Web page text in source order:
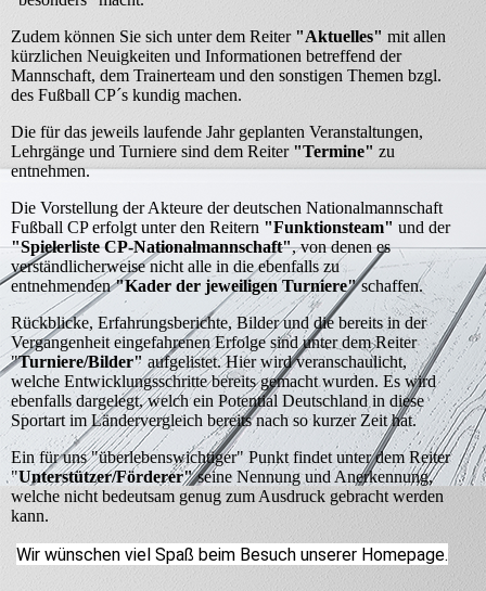
Zudem können Sie sich unter dem Reiter "Aktuelles" mit allen
kürzlichen Neuigkeiten und Informationen betreffend der
Mannschaft, dem Trainerteam und den sonstigen Themen bzgl.
des Fußball CP´s kundig machen.
Die für das jeweils laufende Jahr geplanten Veranstaltungen,
Lehrgänge und Turniere sind dem Reiter "Termine" zu
entnehmen.
Die Vorstellung der Akteure der deutschen Nationalmannschaft
Fußball CP erfolgt unter den Reitern "Funktionsteam" und der
"Spielerliste CP-Nationalmannschaft", von denen es
verständlicherweise nicht alle in die ebenfalls zu
entnehmenden"Kader der jeweiligen Turniere"schaffen.
Rückblicke, Erfahrungsberichte, Bilder und die bereits in der
Vergangenheit eingefahrenen Erfolge sind unter dem Reiter
"Turniere/Bilder" aufgelistet. Hier wird veranschaulicht,
welche Entwicklungsschritte bereits gemacht wurden. Es wird
ebenfalls dargelegt, welch ein Potential Deutschland in diese
Sportart im Ländervergleich bereits nach so kurzer Zeit hat.
Ein für uns "überlebenswichtiger" Punkt findet unter dem Reiter
"Unterstützer/Förderer"seine Nennung und Anerkennung,
welche nicht bedeutsam genug zum Ausdruck gebracht werden
kann.
Wir wünschen viel Spaß beim Besuch unserer Homepage.